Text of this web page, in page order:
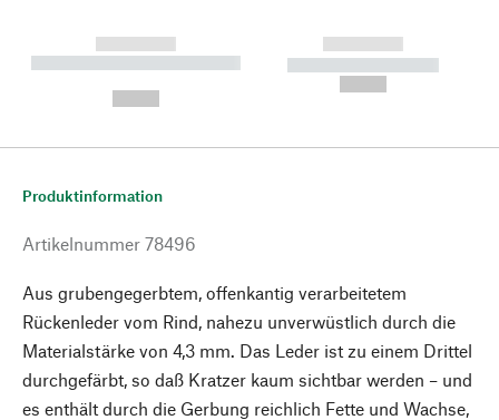
------------
----------- ----------- --------
------------
----------- -----------
Produktinformation
Artikelnummer 78496
Aus grubengegerbtem, offenkantig verarbeitetem
Rückenleder vom Rind, nahezu unverwüstlich durch die
Materialstärke von 4,3 mm. Das Leder ist zu einem Drittel
durchgefärbt, so daß Kratzer kaum sichtbar werden – und
es enthält durch die Gerbung reichlich Fette und Wachse,